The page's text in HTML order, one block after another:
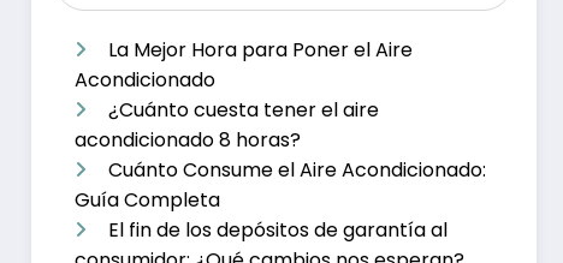
La Mejor Hora para Poner el Aire
Acondicionado
¿Cuánto cuesta tener el aire
acondicionado 8 horas?
Cuánto Consume el Aire Acondicionado:
Guía Completa
El fin de los depósitos de garantía al